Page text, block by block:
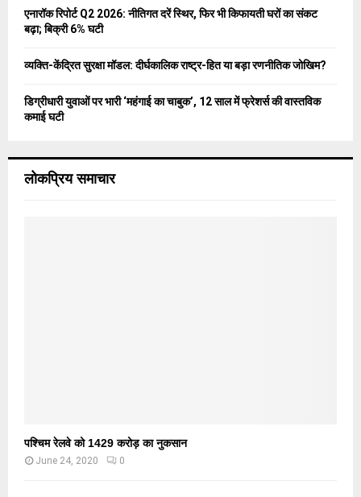
एनारॉक रिपोर्ट Q2 2026: नीतिगत दरें स्थिर, फिर भी किफायती घरों का संकट
बढ़ा; बिक्री 6% घटी
व्यक्ति-केंद्रित सुरक्षा मॉडल: दीर्घकालिक राष्ट्र-हित या बड़ा रणनीतिक जोखिम?
डिग्रीधारी युवाओं पर भारी ‘महंगाई का चाबुक’, 12 साल में फ्रेशर्स की वास्तविक
कमाई घटी
लोकप्रिय समाचार
पश्चिम रेलवे को 1429 करोड़ का नुकसान
June 24, 2020 0